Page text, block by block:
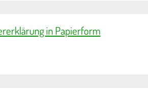
in Papierform